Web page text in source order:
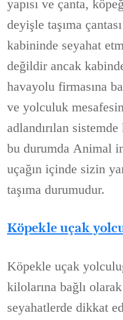
yapısı ve çanta,
deyişle taşıma
kabininde seyahat
değildir ancak
havayolu firmasına
ve yolculuk
adlandırılan
bu durumda Animal
uçağın içinde sizin
taşıma durumudur.
Köpekle uçak
Köpekle uçak
kilolarına bağlı
seyahatlerde dikkat